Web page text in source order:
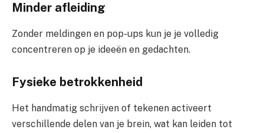
Minder afleiding
Zonder meldingen en pop-ups kun je je volledig
concentreren op je ideeën en gedachten.
Fysieke betrokkenheid
Het handmatig schrijven of tekenen activeert
verschillende delen van je brein, wat kan leiden tot